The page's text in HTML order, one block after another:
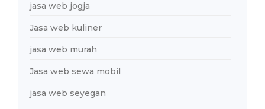
jasa web jogja
Jasa web kuliner
jasa web murah
Jasa web sewa mobil
jasa web seyegan